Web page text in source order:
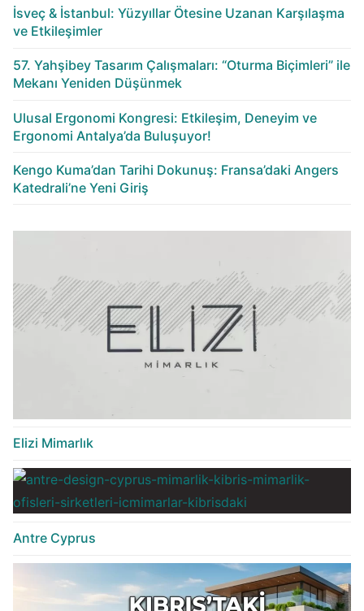
İsveç & İstanbul: Yüzyıllar Ötesine Uzanan Karşılaşma
ve Etkileşimler
57. Yahşibey Tasarım Çalışmaları: “Oturma Biçimleri” ile
Mekanı Yeniden Düşünmek
Ulusal Ergonomi Kongresi: Etkileşim, Deneyim ve
Ergonomi Antalya’da Buluşuyor!
Kengo Kuma’dan Tarihi Dokunuş: Fransa’daki Angers
Katedrali’ne Yeni Giriş
Elizi Mimarlık
Antre Cyprus